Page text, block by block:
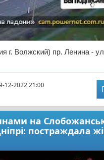
г. Волжский) пр. Ленина -
12-2022 21:00
на
постраждала